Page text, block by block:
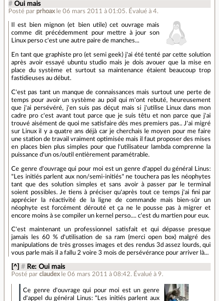
# Oui mais
Posté par prhoax le 06 mars 2011 à 01:05. Évalué à 4.
Il est bien mignon (et bien utile) cet ouvrage mais
comme dit précédemment pour mettre à jour son
Linux perso c'est une autre paire de manches...
En tant que graphiste pro (et semi geek) j'ai été tenté par cette solution
après avoir essayé ubuntu studio mais je dois avouer que la mise en
place du système et surtout sa maintenance étaient beaucoup trop
fastidieuses au début.
C'est pas tant un manque de connaissances mais surtout une perte de
temps pour avoir un système au poil qui m'ont rebuté, heureusement
que j'ai persévéré, j'en suis pas déçut mais si j'utilise Linux dans mon
cadre pro c'est avant tout parce que je suis têtu et non parce que j'ai
trouvé aisément de quoi me satisfaire dès mes premiers pas.. J'ai migré
sur Linux il y a quatre ans déjà car je cherchais le moyen pour me faire
une station de travail vraiment optimisée mais il faut proposer des mises
en places bien plus simples pour que l'utilisateur lambda comprenne la
puissance d'un os/outil entièrement paramétrable.
Ce genre d'ouvrage qui pour moi est un genre d'appel du général Linus:
"Les initiés parlent aux non/semi-initiés" ne touchera pas les néophytes
tant que des solution simples et sans avoir à passer par le terminal
soient possibles. Je tiens à préciser qu'après tout ce temps j'ai fini par
apprécier la réactivité de la ligne de commande mais bien-sûr un
néophyte est forcément dérouté et ça ne le pousse pas à migrer et
encore moins à se compiler un kernel perso.... c'est du martien pour eux.
C'est maintenant un professionnel satisfait et qui dépasse presque
jamais les 60 % d'utilisation de sa ram (merci open box) malgré des
manipulations de très grosses images et des rendus 3d assez lourds, qui
vous parle mais il a fallu 2 voire 3 mois de persévérance pour arriver là...
[^] # Re: Oui mais
Posté parclaudex le 06 mars 2011 à 08:42. Évalué à9.
Ce genre d'ouvrage qui pour moi est un genre
d'appel du général Linus: "Les initiés parlent aux